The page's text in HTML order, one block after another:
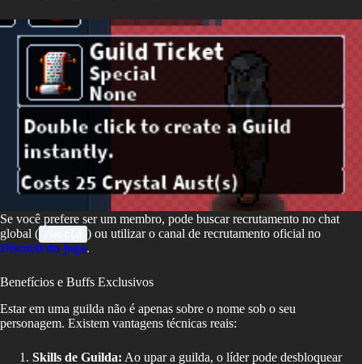
Se você prefere ser um membro, pode buscar recrutamento no chat
global (
) ou utilizar o canal de recrutamento oficial no
Discord do jogo.
Benefícios e Buffs Exclusivos
Estar em uma guilda não é apenas sobre o nome sob o seu
personagem. Existem vantagens técnicas reais:
Skills de Guilda: Ao upar a guilda, o líder pode desbloquear